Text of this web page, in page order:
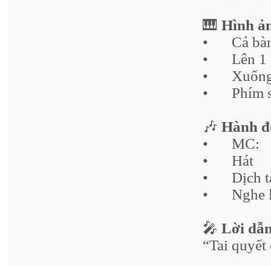
🎹 Hình
•
Cả
•
Lên 1
•
•
Phím
🎶 Hành
•
MC:
•
Hát
•
Dịch
•
Nghe
🎤 Lời
“Tai